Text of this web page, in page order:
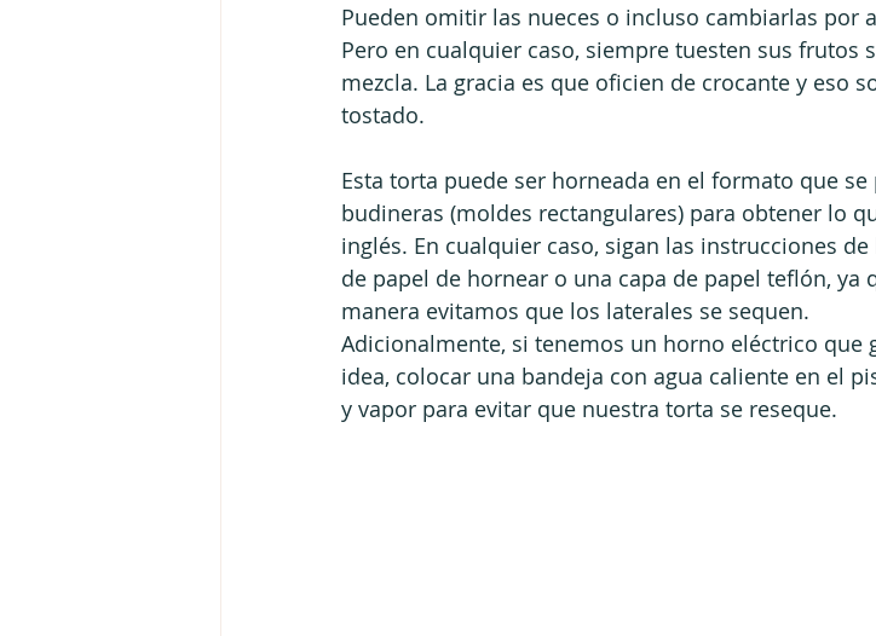
Pueden omitir las nueces o incluso cambiarlas por
Pero en cualquier caso, siempre tuesten sus frutos
mezcla. La gracia es que oficien de crocante y eso
tostado.
Esta torta puede ser horneada en el formato que
budineras (moldes rectangulares) para obtener lo
inglés. En cualquier caso, sigan las instrucciones
de papel de hornear o una capa de papel teflón, ya
manera evitamos que los laterales se sequen.
Adicionalmente, si tenemos un horno eléctrico que
idea, colocar una bandeja con agua caliente en el
y vapor para evitar que nuestra torta se reseque.